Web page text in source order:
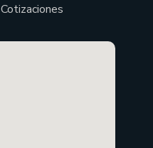
Cotizaciones